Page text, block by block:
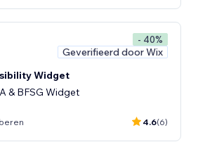
- 40%
Geverifieerd door Wix
Widget
& BFSG Widget
4.6(6)